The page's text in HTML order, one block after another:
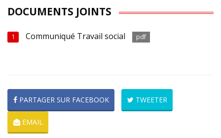
DOCUMENTS JOINTS
1 Communiqué Travail social pdf
PARTAGER SUR FACEBOOK TWEETER
EMAIL